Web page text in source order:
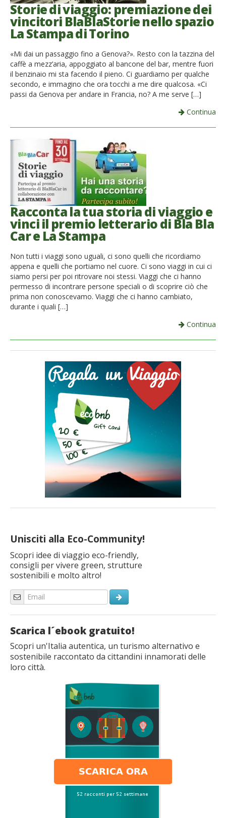
Storie di viaggio: premiazione dei
vincitori BlaBlaStorie nello spazio
La Stampa di Torino
«Mi dai un passaggio fino a Genova?». Resto con la tazzina del
caffè a mezz’aria, appoggiato al bancone del bar, mentre fuori
il benzinaio mi sta facendo il pieno. Ci guardiamo per qualche
secondo, e immagino che ora tocchi a me dire qualcosa. «Ci
passi da Genova per andare in Francia, no? A me serve […]
Continua
Racconta la tua storia di viaggio e
vinci il premio letterario di Bla Bla
Car e La Stampa
Non tutti i viaggi sono uguali, ci sono quelli che ricordiamo
appena e quelli che portiamo nel cuore. Ci sono viaggi in cui ci
siamo persi per poi ritrovare noi stessi. Viaggi che ci hanno
permesso di incontrare persone speciali o di scoprire ciò che
prima non conoscevamo. Viaggi che ci hanno cambiato,
durante i quali […]
Continua
Unisciti alla Eco-Community!
Scopri idee di viaggio eco-friendly,
consigli per vivere green, strutture
sostenibili e molto altro!
Scarica l´ebook gratuito!
Scopri un'Italia autentica, un turismo alternativo e
sostenibile raccontato da cittandini innamorati delle
loro città.